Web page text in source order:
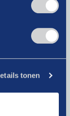
tonen